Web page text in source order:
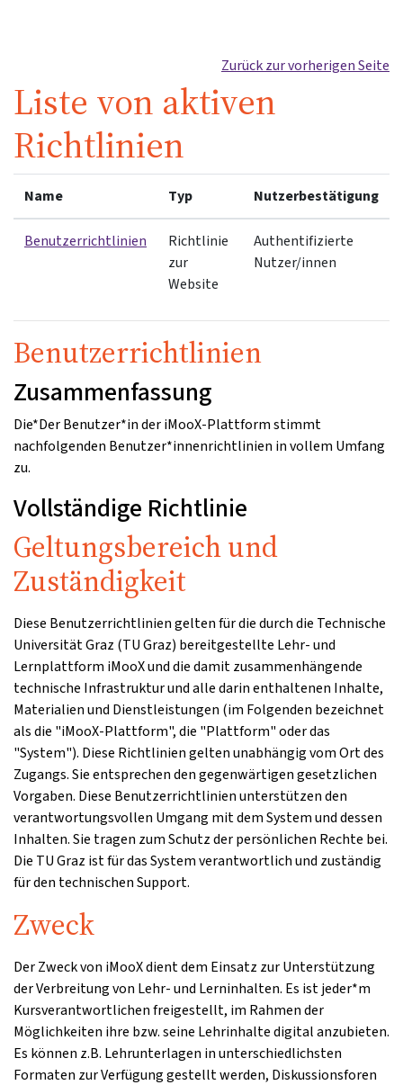
Zurück zur vorherigen Seite
Liste von aktiven
Richtlinien
Name Typ Nutzerbestätigung
Benutzerrichtlinien
Richtlinie
zur
Website
Authentifizierte
Nutzer/innen
Benutzerrichtlinien
Zusammenfassung
Die*Der Benutzer*in der iMooX-Plattform stimmt
nachfolgenden Benutzer*innenrichtlinien in vollem Umfang
zu.
Vollständige Richtlinie
Geltungsbereich und
Zuständigkeit
Diese Benutzerrichtlinien gelten für die durch die Technische
Universität Graz (TU Graz) bereitgestellte Lehr- und
Lernplattform iMooX und die damit zusammenhängende
technische Infrastruktur und alle darin enthaltenen Inhalte,
Materialien und Dienstleistungen (im Folgenden bezeichnet
als die "iMooX-Plattform", die "Plattform" oder das
"System"). Diese Richtlinien gelten unabhängig vom Ort des
Zugangs. Sie entsprechen den gegenwärtigen gesetzlichen
Vorgaben. Diese Benutzerrichtlinien unterstützen den
verantwortungsvollen Umgang mit dem System und dessen
Inhalten. Sie tragen zum Schutz der persönlichen Rechte bei.
Die TU Graz ist für das System verantwortlich und zuständig
für den technischen Support.
Zweck
Der Zweck von iMooX dient dem Einsatz zur Unterstützung
der Verbreitung von Lehr- und Lerninhalten. Es ist jeder*m
Kursverantwortlichen freigestellt, im Rahmen der
Möglichkeiten ihre bzw. seine Lehrinhalte digital anzubieten.
Es können z.B. Lehrunterlagen in unterschiedlichsten
Formaten zur Verfügung gestellt werden, Diskussionsforen